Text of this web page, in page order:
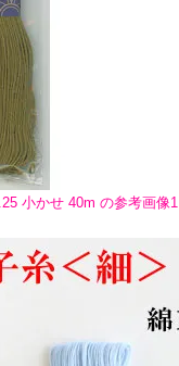
小かせ 40m の参考画像1